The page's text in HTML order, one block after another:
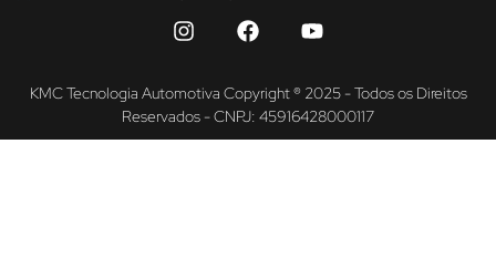
KMC Tecnologia Automotiva Copyright ® 2025 - Todos os Direitos
Reservados - CNPJ: 45916428000117